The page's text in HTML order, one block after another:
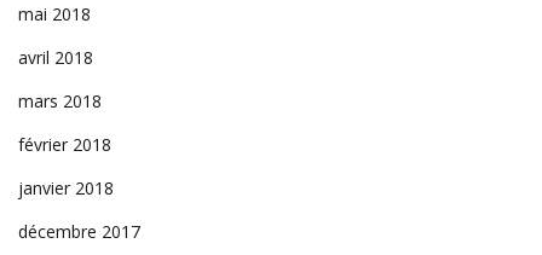
mai 2018
avril 2018
mars 2018
février 2018
janvier 2018
décembre 2017